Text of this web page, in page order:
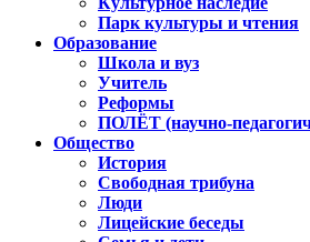
Парк культуры и чтения
Образование
Школа и вуз
Учитель
Реформы
ПОЛЁТ (научно-
Общество
История
Свободная трибуна
Люди
Лицейские беседы